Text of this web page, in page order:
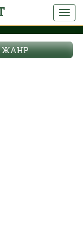
ЖАНР